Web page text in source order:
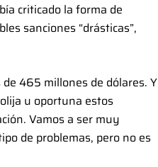
criticado la forma de
sanciones “drásticas”,
465 millones de dólares. Y
u oportuna estos
Vamos a ser muy
de problemas, pero no es